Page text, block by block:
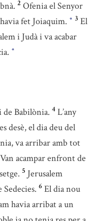
2 Ofenia el Senyor
fet Joiaquim. * 3 El
i Judà i va acabar
*
de Babilònia. 4 L’any
desè, el dia deu del
va arribar amb tot
acampar enfront de
5 Jerusalem
Sedecies. 6 El dia nou
havia arribat a un